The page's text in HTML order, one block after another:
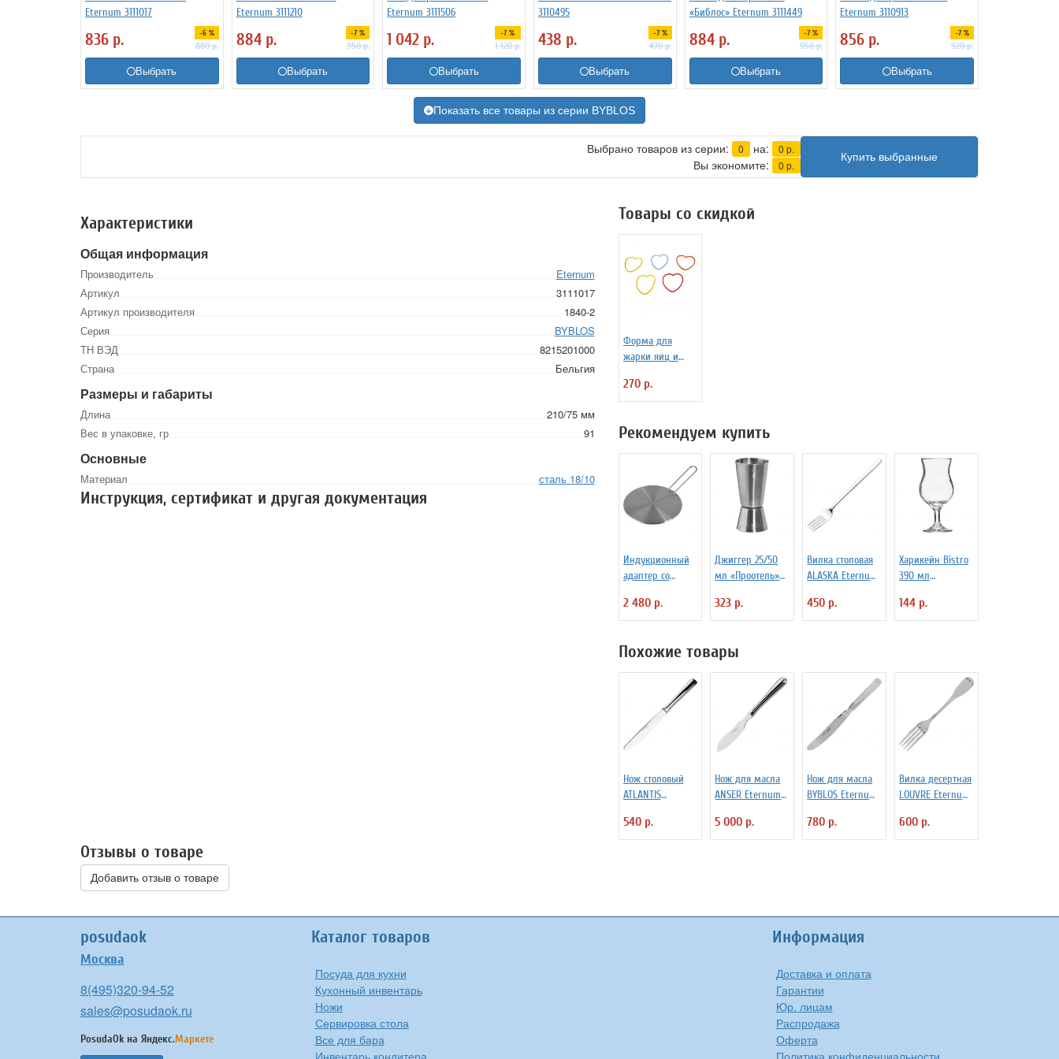
Eternum 3111017
836 р. -6 %
880р.
Выбрать
Eternum 3111210
884 р. -7 %
950р.
Выбрать
Eternum 3111506
1 042 р. -7 %
1 120р.
Выбрать
3110495
438 р. -7 %
470р.
Выбрать
«Библос» Eternum 3111449
884 р. -7 %
950р.
Выбрать
Eternum 3110913
856 р. -7 %
920р.
Выбрать
Показать все товары из серии BYBLOS
Выбрано товаров из серии: 0 на: 0 р.
Вы экономите: 0 р.
Купить выбранные
Характеристики
Общая информация
Производитель
Eternum
Артикул
3111017
Артикул производителя
1840-2
Серия
BYBLOS
ТН ВЭД
8215201000
Страна
Бельгия
Размеры и габариты
Длина
210/75 мм
Вес в упаковке, гр
91
Основные
Материал сталь 18/10
Инструкция, сертификат и другая документация
Товары со скидкой
Форма для
жарки яиц и
силиконовая
Любовь
270 р.
Рекомендуем купить
Индукционный
адаптер со
21 см ILSA
7050210
2 480 р.
Джиггер 25/50
мл «Проотель»
H=90 мм B=40
мм ProHotel
323 р.
Вилка столовая
ALASKA Eternum
450 р.
Харикейн Bistro
390 мл
1150311
144 р.
Похожие товары
Нож столовый
ATLANTIS
540 р.
Нож для масла
ANSER Eternum
5 000 р.
Нож для масла
BYBLOS Eternum
780 р.
Вилка десертная
LOUVRE Eternum
600 р.
Отзывы о товаре
Добавить отзыв о товаре
posudaok
Москва
8(495)320-94-52
sales@posudaok.ru
PosudaOk на Яндекс.Маркете
Каталог товаров
Посуда для кухни
Кухонный инвентарь
Ножи
Сервировка стола
Все для бара
Инвентарь кондитера
Информация
Доставка и оплата
Гарантии
Юр. лицам
Распродажа
Оферта
Политика конфиденциальности